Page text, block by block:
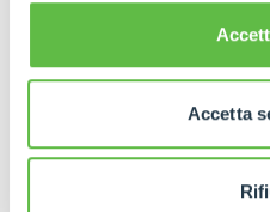
Accetta
gestión precisa de la
plataformas irregulares.
Losmodelos
manipulador
agrícolas fangosos o
operaciones mixtas con